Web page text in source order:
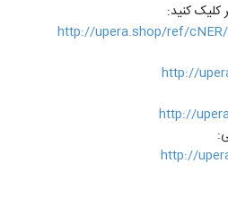
کلیک کنید:
http://upera.shop/ref/
http://
http://
http://